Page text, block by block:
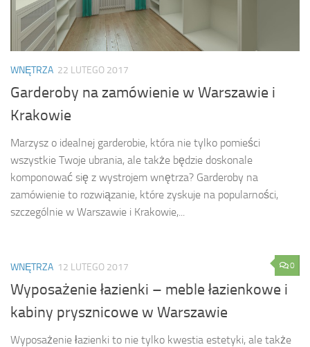
WNĘTRZA 22 LUTEGO 2017
Garderoby na zamówienie w Warszawie i
Krakowie
Marzysz o idealnej garderobie, która nie tylko pomieści
wszystkie Twoje ubrania, ale także będzie doskonale
komponować się z wystrojem wnętrza? Garderoby na
zamówienie to rozwiązanie, które zyskuje na popularności,
szczególnie w Warszawie i Krakowie,...
0
WNĘTRZA 12 LUTEGO 2017
Wyposażenie łazienki – meble łazienkowe i
kabiny prysznicowe w Warszawie
Wyposażenie łazienki to nie tylko kwestia estetyki, ale także